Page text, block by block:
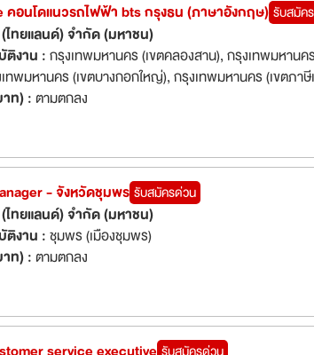
อนโดแนวรถไฟฟ้า bts กรุงธน (ภาษาอังกฤษ) รับสมัค
ไทยแลนด์) จำกัด (มหาชน)
งาน :กรุงเทพมหานคร (เขตคลองสาน), กรุงเทพมหานค
ทพมหานคร (เขตบางกอกใหญ่), กรุงเทพมหานคร (เขตภา
าท) :ตามตกลง
- จังหวัดชุมพร รับสมัครด่วน
ไทยแลนด์) จำกัด (มหาชน)
งาน :ชุมพร (เมืองชุมพร)
าท) :ตามตกลง